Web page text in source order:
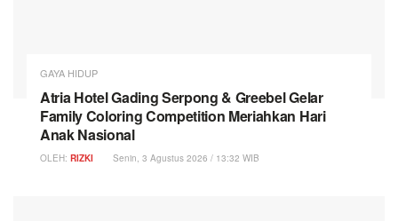
GAYA HIDUP
Atria Hotel Gading Serpong & Greebel Gelar
Family Coloring Competition Meriahkan Hari
Anak Nasional
OLEH: RIZKI Senin, 3 Agustus 2026 / 13:32 WIB